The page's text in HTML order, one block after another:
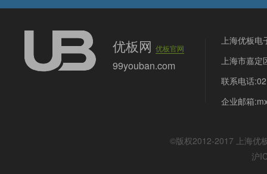
优板网优板官网
99youban.com
上海优板电
上海市嘉定
联系电话
企业邮箱
©版权2012-2017 上海优
沪